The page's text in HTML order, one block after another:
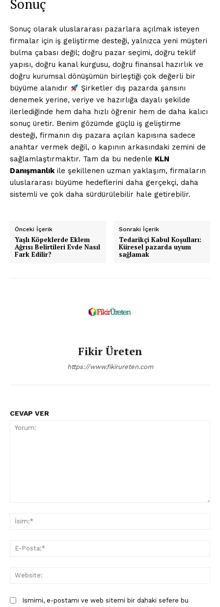
Sonuç
Sonuç olarak uluslararası pazarlara açılmak isteyen
firmalar için iş geliştirme desteği, yalnızca yeni müşteri
bulma çabası değil; doğru pazar seçimi, doğru teklif
yapısı, doğru kanal kurgusu, doğru finansal hazırlık ve
doğru kurumsal dönüşümün birleştiği çok değerli bir
büyüme alanıdır
Şirketler dış pazarda şansını
denemek yerine, veriye ve hazırlığa dayalı şekilde
ilerlediğinde hem daha hızlı öğrenir hem de daha kalıcı
sonuç üretir. Benim gözümde güçlü iş geliştirme
desteği, firmanın dış pazara açılan kapısına sadece
anahtar vermek değil, o kapının arkasındaki zemini de
sağlamlaştırmaktır. Tam da bu nedenle KLN
Danışmanlıkile şekillenen uzman yaklaşım, firmaların
uluslararası büyüme hedeflerini daha gerçekçi, daha
sistemli ve çok daha sürdürülebilir hale getirebilir.
Önceki İçerik
Yaşlı Köpeklerde Eklem
Ağrısı Belirtileri Evde Nasıl
Fark Edilir?
Sonraki İçerik
Tedarikçi Kabul Koşulları:
Küresel pazarda uyum
sağlamak
Fikir Üreten
https://www.fikirureten.com
CEVAP VER
Ismimi, e-postamı ve web sitemi bir dahaki sefere bu